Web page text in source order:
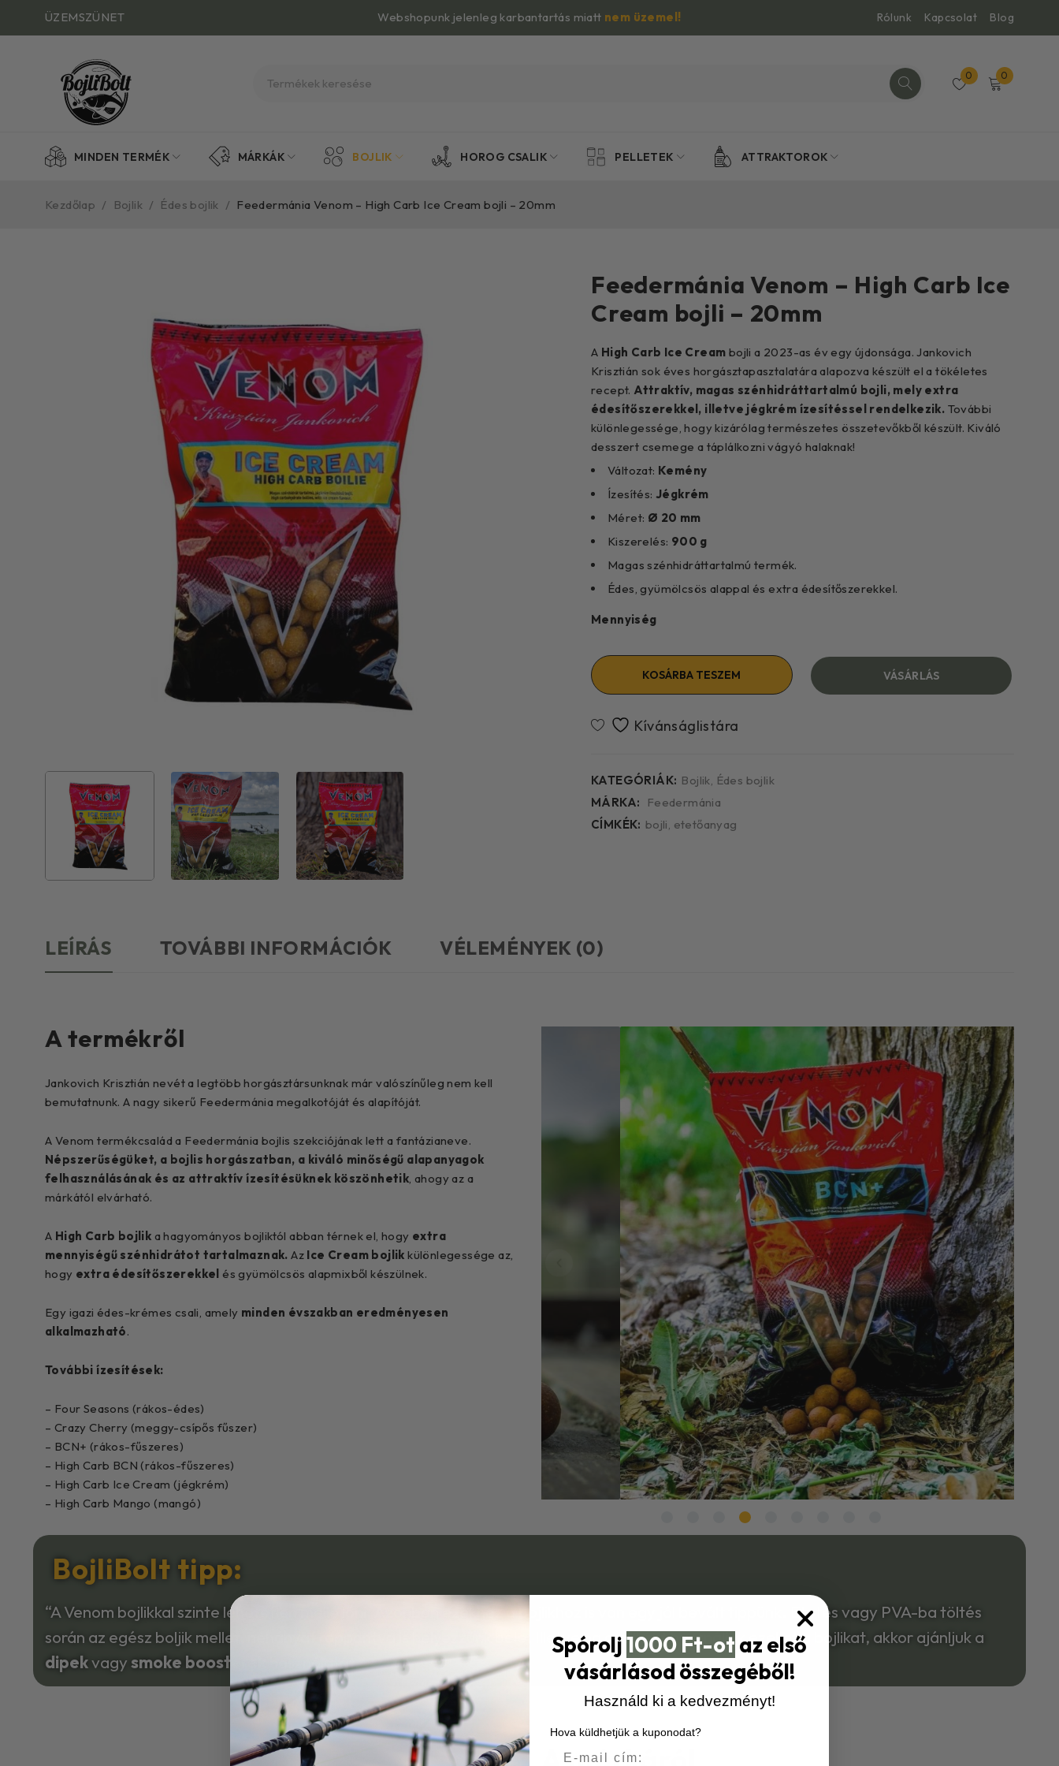
ÜZEMSZÜNET Webshopunk jelenleg karbantartás miatt nem üzemel! Rólunk Kapcsolat Blog
0 0
MINDEN TERMÉK MÁRKÁK BOJLIK HOROG CSALIK PELLETEK ATTRAKTOROK
Kezdőlap / Bojlik / Édes bojlik / Feedermánia Venom – High Carb Ice Cream bojli – 20mm
Feedermánia Venom – High Carb Ice
Cream bojli – 20mm
A High Carb Ice Cream bojli a 2023-as év egy újdonsága. Jankovich
Krisztián sok éves horgásztapasztalatára alapozva készült el a tökéletes
recept. Attraktív, magas szénhidráttartalmú bojli, mely extra
édesítőszerekkel, illetve jégkrém ízesítéssel rendelkezik. További
különlegessége, hogy kizárólag természetes összetevőkből készült. Kiváló
desszert csemege a táplálkozni vágyó halaknak!
Változat: Kemény
Ízesítés: Jégkrém
Méret: Ø 20 mm
Kiszerelés: 900 g
Magas szénhidráttartalmú termék.
Édes, gyümölcsös alappal és extra édesítőszerekkel.
Mennyiség
KOSÁRBA TESZEM VÁSÁRLÁS
KATEGÓRIÁK: Bojlik, Édes bojlik
MÁRKA:
Feedermánia
CÍMKÉK: bojli, etetőanyag
LEÍRÁS TOVÁBBI INFORMÁCIÓK VÉLEMÉNYEK (0)
A termékről
Jankovich Krisztián nevét a legtöbb horgásztársunknak már valószínűleg nem kell
bemutatnunk. A nagy sikerű Feedermánia megalkotóját és alapítóját.
A Venom termékcsalád a Feedermánia bojlis szekciójának lett a fantázianeve.
Népszerűségüket, a bojlis horgászatban, a kiváló minőségű alapanyagok
felhasználásának és az attraktív ízesítésüknek köszönhetik , ahogy az a
márkától elvárható.
A High Carb bojlik a hagyományos bojliktól abban térnek el, hogy extra
mennyiségű szénhidrátot tartalmaznak. Az Ice Cream bojlikkülönlegessége az,
hogy extra édesítőszerekkel és gyümölcsös alapmixből készülnek.
Egy igazi édes-krémes csali, amely minden évszakban eredményesen
alkalmazható.
További ízesítések:
– Four Seasons (rákos-édes)
– Crazy Cherry (meggy-csípős fűszer)
– BCN+ (rákos-fűszeres)
– High Carb BCN (rákos-fűszeres)
– High Carb Ice Cream (jégkrém)
– High Carb Mango (mangó)
BojliBolt tipp:
“A Venom bojlikkal szinte lehetetlen mellé lőni. Azonban ezekhez a bojlikhoz is van egy jól bevált tippünk. Etetés vagy PVA-ba töltés
során az egész boljik mellet, néhányat roppantva is helyezzünk bele. Illetve ha csaliként használjuk ezeket a bojlikat, akkor ajánljuk a
dipekvagysmoke boosterek használatát.”
Spórolj1000 Ft-ot az első
vásárlásod összegéből!
Használd ki a kedvezményt!
Hova küldhetjük a kuponodat?